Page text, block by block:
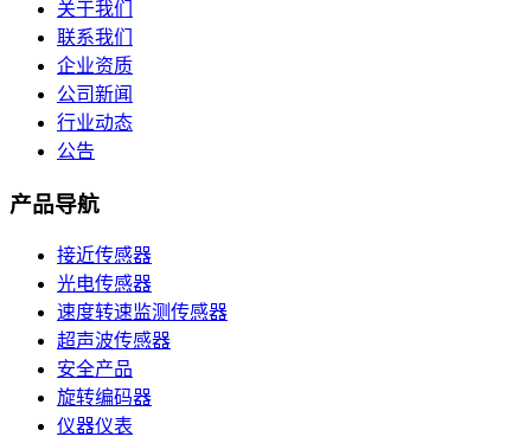
关于我们
联系我们
企业资质
公司新闻
行业动态
公告
产品导航
接近传感器
光电传感器
速度转速监测传感器
超声波传感器
安全产品
旋转编码器
仪器仪表